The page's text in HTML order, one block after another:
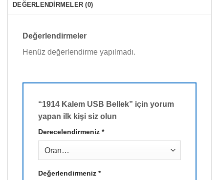
DEĞERLENDIRMELER (0)
Değerlendirmeler
Henüz değerlendirme yapılmadı.
“1914 Kalem USB Bellek” için yorum
yapan ilk kişi siz olun
Derecelendirmeniz *
Değerlendirmeniz *